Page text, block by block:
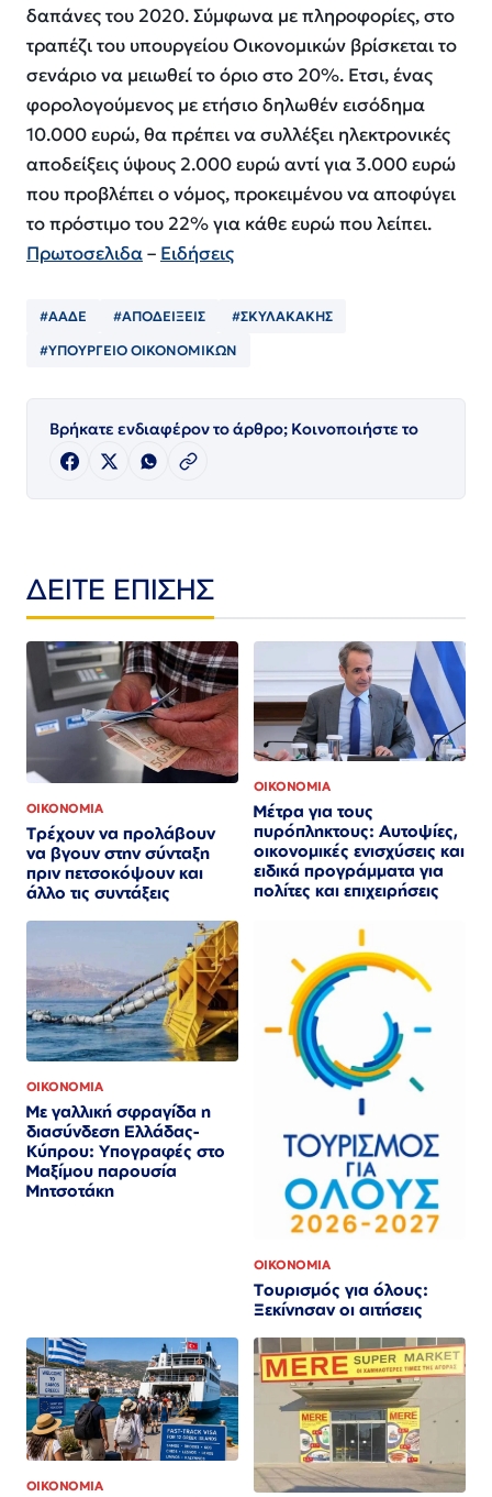
δαπάνες του 2020. Σύμφωνα με πληροφορίες, στο
τραπέζι του υπουργείου Οικονομικών βρίσκεται το
σενάριο να μειωθεί το όριο στο 20%. Ετσι, ένας
φορολογούμενος με ετήσιο δηλωθέν εισόδημα
10.000 ευρώ, θα πρέπει να συλλέξει ηλεκτρονικές
αποδείξεις ύψους 2.000 ευρώ αντί για 3.000 ευρώ
που προβλέπει ο νόμος, προκειμένου να αποφύγει
το πρόστιμο του 22% για κάθε ευρώ που λείπει.
Πρωτοσελιδα– Ειδήσεις
#ΑΑΔΕ #ΑΠΟΔΕΙΞΕΙΣ #ΣΚΥΛΑΚΑΚΗΣ
#ΥΠΟΥΡΓΕΙΟ ΟΙΚΟΝΟΜΙΚΩΝ
Βρήκατε ενδιαφέρον το άρθρο; Κοινοποιήστε το
ΔΕΙΤΕ ΕΠΙΣΗΣ
ΟΙΚΟΝΟΜΙΑ
Τρέχουν να προλάβουν
να βγουν στην σύνταξη
πριν πετσοκόψουν και
άλλο τις συντάξεις
ΟΙΚΟΝΟΜΙΑ
Μέτρα για τους
πυρόπληκτους: Αυτοψίες,
οικονομικές ενισχύσεις και
ειδικά προγράμματα για
πολίτες και επιχειρήσεις
ΟΙΚΟΝΟΜΙΑ
Με γαλλική σφραγίδα η
διασύνδεση Ελλάδας-
Κύπρου: Υπογραφές στο
Μαξίμου παρουσία
Μητσοτάκη
ΟΙΚΟΝΟΜΙΑ
Τουρισμός για όλους:
Ξεκίνησαν οι αιτήσεις
ΟΙΚΟΝΟΜΙΑ